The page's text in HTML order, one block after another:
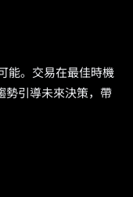
能。交易在最佳時機
勢引導未來決策，帶